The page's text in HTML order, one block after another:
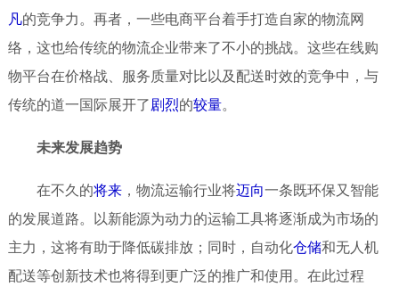
凡的竞争力。再者，一些电商平台着手打造自家的物流网
络，这也给传统的物流企业带来了不小的挑战。这些在线购
物平台在价格战、服务质量对比以及配送时效的竞争中，与
传统的道一国际展开了剧烈的较量。
未来发展趋势
在不久的将来，物流运输行业将迈向一条既环保又智能
的发展道路。以新能源为动力的运输工具将逐渐成为市场的
主力，这将有助于降低碳排放；同时，自动化仓储和无人机
配送等创新技术也将得到更广泛的推广和使用。在此过程